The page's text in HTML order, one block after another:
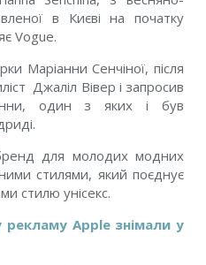
в Києві на початку
Vogue.
Маріанни Сенчіної, після
Джаліл Вівер і запросив
один з яких і був
для молодих модних
стилями, який поєднує
стилю унісекс.
рекламу Apple знімали у